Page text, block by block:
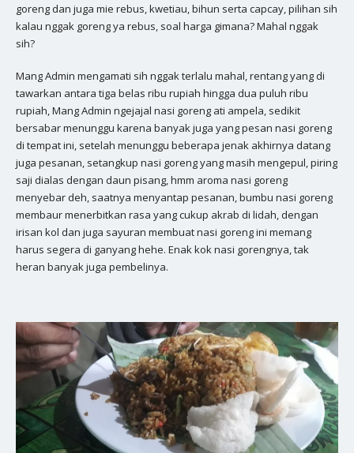
goreng dan juga mie rebus, kwetiau, bihun serta capcay, pilihan sih
kalau nggak goreng ya rebus, soal harga gimana? Mahal nggak
sih?
Mang Admin mengamati sih nggak terlalu mahal, rentang yang di
tawarkan antara tiga belas ribu rupiah hingga dua puluh ribu
rupiah, Mang Admin ngejajal nasi goreng ati ampela, sedikit
bersabar menunggu karena banyak juga yang pesan nasi goreng
di tempat ini, setelah menunggu beberapa jenak akhirnya datang
juga pesanan, setangkup nasi goreng yang masih mengepul, piring
saji dialas dengan daun pisang, hmm aroma nasi goreng
menyebar deh, saatnya menyantap pesanan, bumbu nasi goreng
membaur menerbitkan rasa yang cukup akrab di lidah, dengan
irisan kol dan juga sayuran membuat nasi goreng ini memang
harus segera di ganyang hehe. Enak kok nasi gorengnya, tak
heran banyak juga pembelinya.